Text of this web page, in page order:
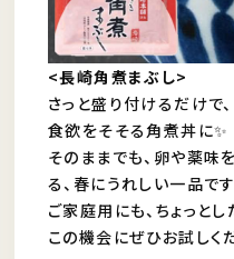
<長崎角煮まぶし>
さっと盛り付けるだけで、
食欲をそそる角煮丼に✨
そのままでも、卵や薬味
る、春にうれしい一品で
ご家庭用にも、ちょっと
この機会にぜひお試しく